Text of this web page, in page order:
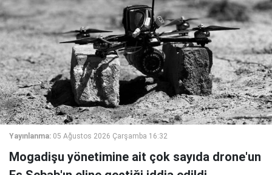
Yayınlanma: 05 Ağustos 2026 Çarşamba 16:32
Mogadişu yönetimine ait çok sayıda drone'un